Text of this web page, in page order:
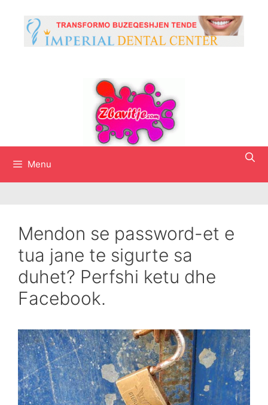
content
Menu
Mendon se password-et e
tua jane te sigurte sa
duhet? Perfshi ketu dhe
Facebook.